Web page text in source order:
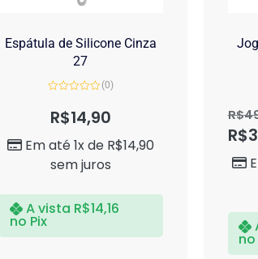
Espátula de Silicone Cinza
27
de
(0)
R$14,90
Em até 1x de R$14,90
sem juros
A vista R$14,16
no Pix
R$
R$
no